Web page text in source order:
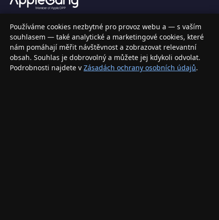
Váš specializovaný obchod s Apple produkty, příslušenstvím a
elektronikou. Nakupujte bezpečně a s jistotou.
INFORMACE
Doprava a doručení
Používáme cookies nezbytné pro provoz webu a — s vaším
souhlasem — také analytické a marketingové cookies, které
nám pomáhají měřit návštěvnost a zobrazovat relevantní
obsah. Souhlas je dobrovolný a můžete jej kdykoli odvolat.
Podrobnosti najdete v Zásadách ochrany osobních údajů.